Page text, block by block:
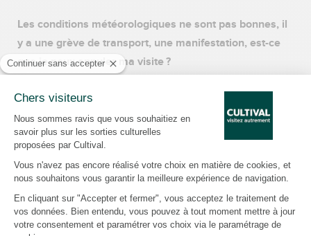
Les conditions météorologiques ne sont pas bonnes, il
y a une grève de transport, une manifestation, est-ce
que je peux annuler ma visite ?
perturbations du trafic et autre force majeure telle que
définie à la section 1-13 des présentes ne constituent pas
de caractères exceptionnels annulant ces conditions de
Pour plus d’information les conditions générales de
vente sont consultables
et sont également indiquées
sur votre billet nous vous invitons à vous y reporter.